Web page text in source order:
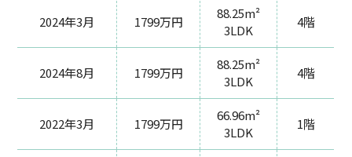
2024年3月 1799万円
88.25m²
3LDK
4階
2024年8月 1799万円
88.25m²
3LDK
4階
2022年3月 1799万円
66.96m²
3LDK
1階